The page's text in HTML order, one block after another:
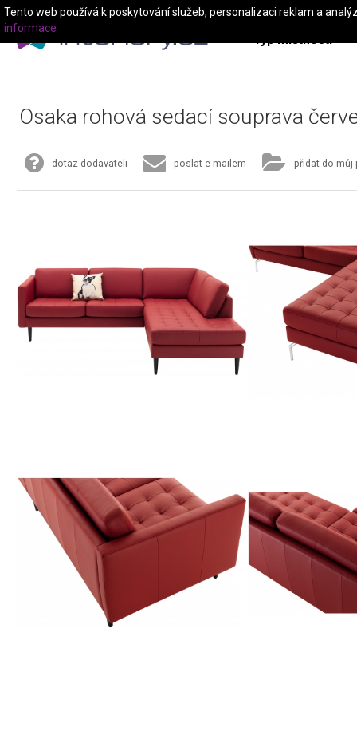
Typ místnosti
Osaka rohová sedací souprava
dotaz dodavateli poslat e-mailem přidat do můj
Tento web používá k poskytování služeb, personalizaci reklam a
informace